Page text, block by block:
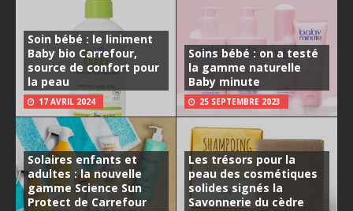
Soin bébé : le liniment
Baby bio Carrefour,
source de confort pour
la peau
17 AVRIL 2024
Soins bébé : on a testé
la gamme naturelle
Baby minute
25 SEPTEMBRE 2023
Solaires enfants et
adultes : la nouvelle
gamme Science Sun
Protect de Carrefour
Les trésors pour la
peau des cosmétiques
solides signés la
Savonnerie du cèdre